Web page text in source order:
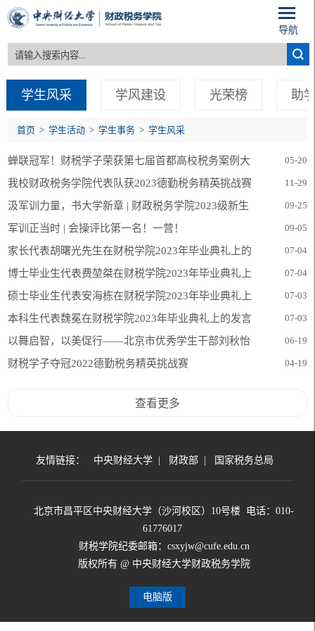
导航
学生风采 学风建设 光荣榜 助
首页 > 学生活动 > 学生事务 > 学生风采
蝉联冠军！财税学子荣获第七届首都高校税务案例大
赛一等奖、三等奖
05-20
我校财政税务学院代表队获2023德勤税务精英挑战赛
季军
11-29
汲军训力量，书大学新章 | 财政税务学院2023级新生
军训总结大会成功召开
09-25
军训正当时 | 会操评比第一名！一营！ 09-05
家长代表胡曙光先生在财税学院2023年毕业典礼上的
发言
07-04
博士毕业生代表费堃桀在财税学院2023年毕业典礼上
的发言
07-04
硕士毕业生代表安海栋在财税学院2023年毕业典礼上
的发言
07-03
本科生代表魏冕在财税学院2023年毕业典礼上的发言 07-03
以舞启智，以美促行——北京市优秀学生干部刘秋怡 06-19
财税学子夺冠2022德勤税务精英挑战赛 04-19
查看更多
友情链接： 中央财经大学 财政部 国家税务总局
北京市昌平区中央财经大学（沙河校区）10号楼 电话：010-
61776017
财税学院纪委邮箱：csxyjw@cufe.edu.cn
版权所有 @ 中央财经大学财政税务学院
电脑版